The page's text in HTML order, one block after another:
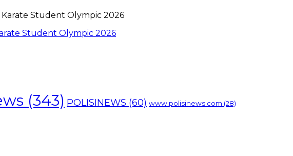
Student Olympic 2026
(343) POLISINEWS (60) www.polisinews.com (28)